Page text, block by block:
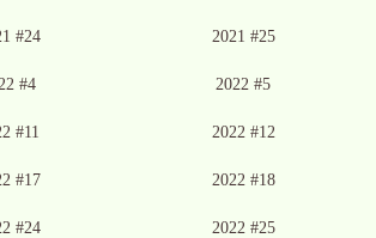
#24 2021 #25
#4 2022 #5
#11 2022 #12
#17 2022 #18
#24 2022 #25